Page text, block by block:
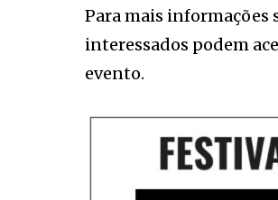
Para mais informações
interessados podem
evento.